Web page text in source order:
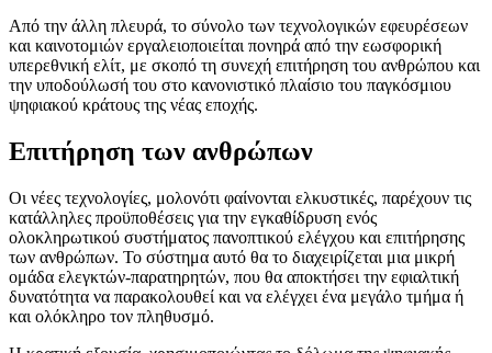
Από την άλλη πλευρά, το σύνολο των τεχνολογικών εφευρέσεων
και καινοτομιών εργαλειοποιείται πονηρά από την εωσφορική
υπερεθνική ελίτ, με σκοπό τη συνεχή επιτήρηση του ανθρώπου και
την υποδούλωσή του στο κανονιστικό πλαίσιο του παγκόσμιου
ψηφιακού κράτους της νέας εποχής.
Επιτήρηση των ανθρώπων
Οι νέες τεχνολογίες, μολονότι φαίνονται ελκυστικές, παρέχουν τις
κατάλληλες προϋποθέσεις για την εγκαθίδρυση ενός
ολοκληρωτικού συστήματος πανοπτικού ελέγχου και επιτήρησης
των ανθρώπων. Το σύστημα αυτό θα το διαχειρίζεται μια μικρή
ομάδα ελεγκτών-παρατηρητών, που θα αποκτήσει την εφιαλτική
δυνατότητα να παρακολουθεί και να ελέγχει ένα μεγάλο τμήμα ή
και ολόκληρο τον πληθυσμό.